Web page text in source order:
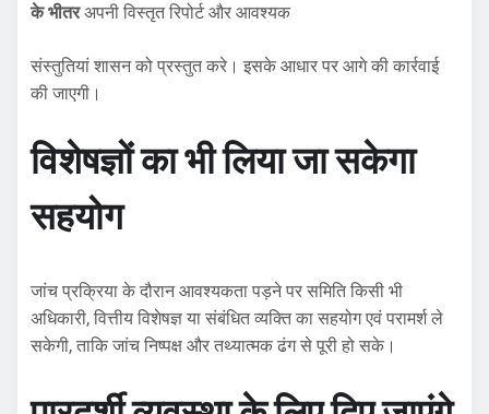
के भीतरअपनी विस्तृत रिपोर्ट और आवश्यक
संस्तुतियां शासन को प्रस्तुत करे। इसके आधार पर आगे की कार्रवाई
की जाएगी।
विशेषज्ञों का भी लिया जा सकेगा
सहयोग
जांच प्रक्रिया के दौरान आवश्यकता पड़ने पर समिति किसी भी
अधिकारी, वित्तीय विशेषज्ञ या संबंधित व्यक्ति का सहयोग एवं परामर्श ले
सकेगी, ताकि जांच निष्पक्ष और तथ्यात्मक ढंग से पूरी हो सके।